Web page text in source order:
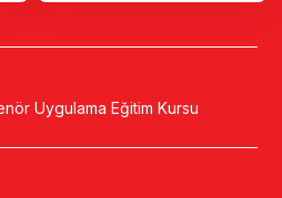
Uygulama Eğitim Kursu